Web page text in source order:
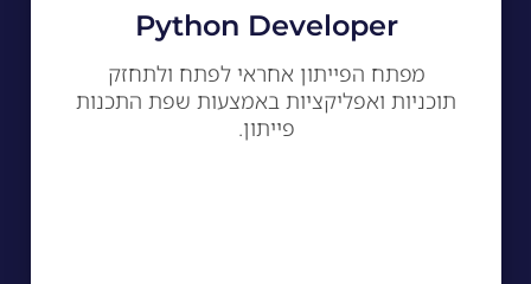
Python Developer
מפתח הפייתון אחראי לפתח ולתחזק
תוכניות ואפליקציות באמצעות שפת התכנות
פייתון.